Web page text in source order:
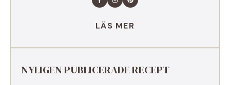
LÄS MER
NYLIGEN PUBLICERADE RECEPT